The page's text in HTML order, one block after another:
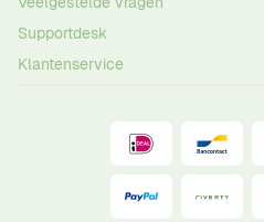
Supportdesk
Klantenservice